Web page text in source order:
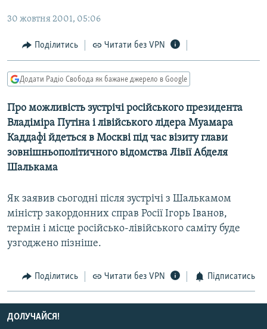
СВІТ
ПРИАЗОВ’Я
КИТАЙ.ВИКЛИКИ
ФОТО
СПЕЦПРОЄКТИ
ПОДКАСТИ
РУС
УКР
КТАТ
ДОЛУЧАЙСЯ!
30 жовтня 2001, 05:06
Поділитись Читати без VPN
Додати Радіо Свобода як бажане джерело в Google
Про можливість зустрічі російського президента
Владіміра Путіна і лівійського лідера Муамара
Каддафі йдеться в Москві під час візиту глави
зовнішньополітичного відомства Лівії Абделя
Шалькама
Як заявив сьогодні після зустрічі з Шалькамом
міністр закордонних справ Росії Ігорь Іванов,
термін і місце російсько-лівійського саміту буде
узгоджено пізніше.
Поділитись Читати без VPN Підписатись
ДОЛУЧАЙСЯ!